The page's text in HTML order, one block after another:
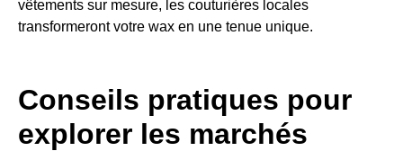
vêtements sur mesure, les couturières locales
transformeront votre wax en une tenue unique.
Conseils pratiques pour
explorer les marchés